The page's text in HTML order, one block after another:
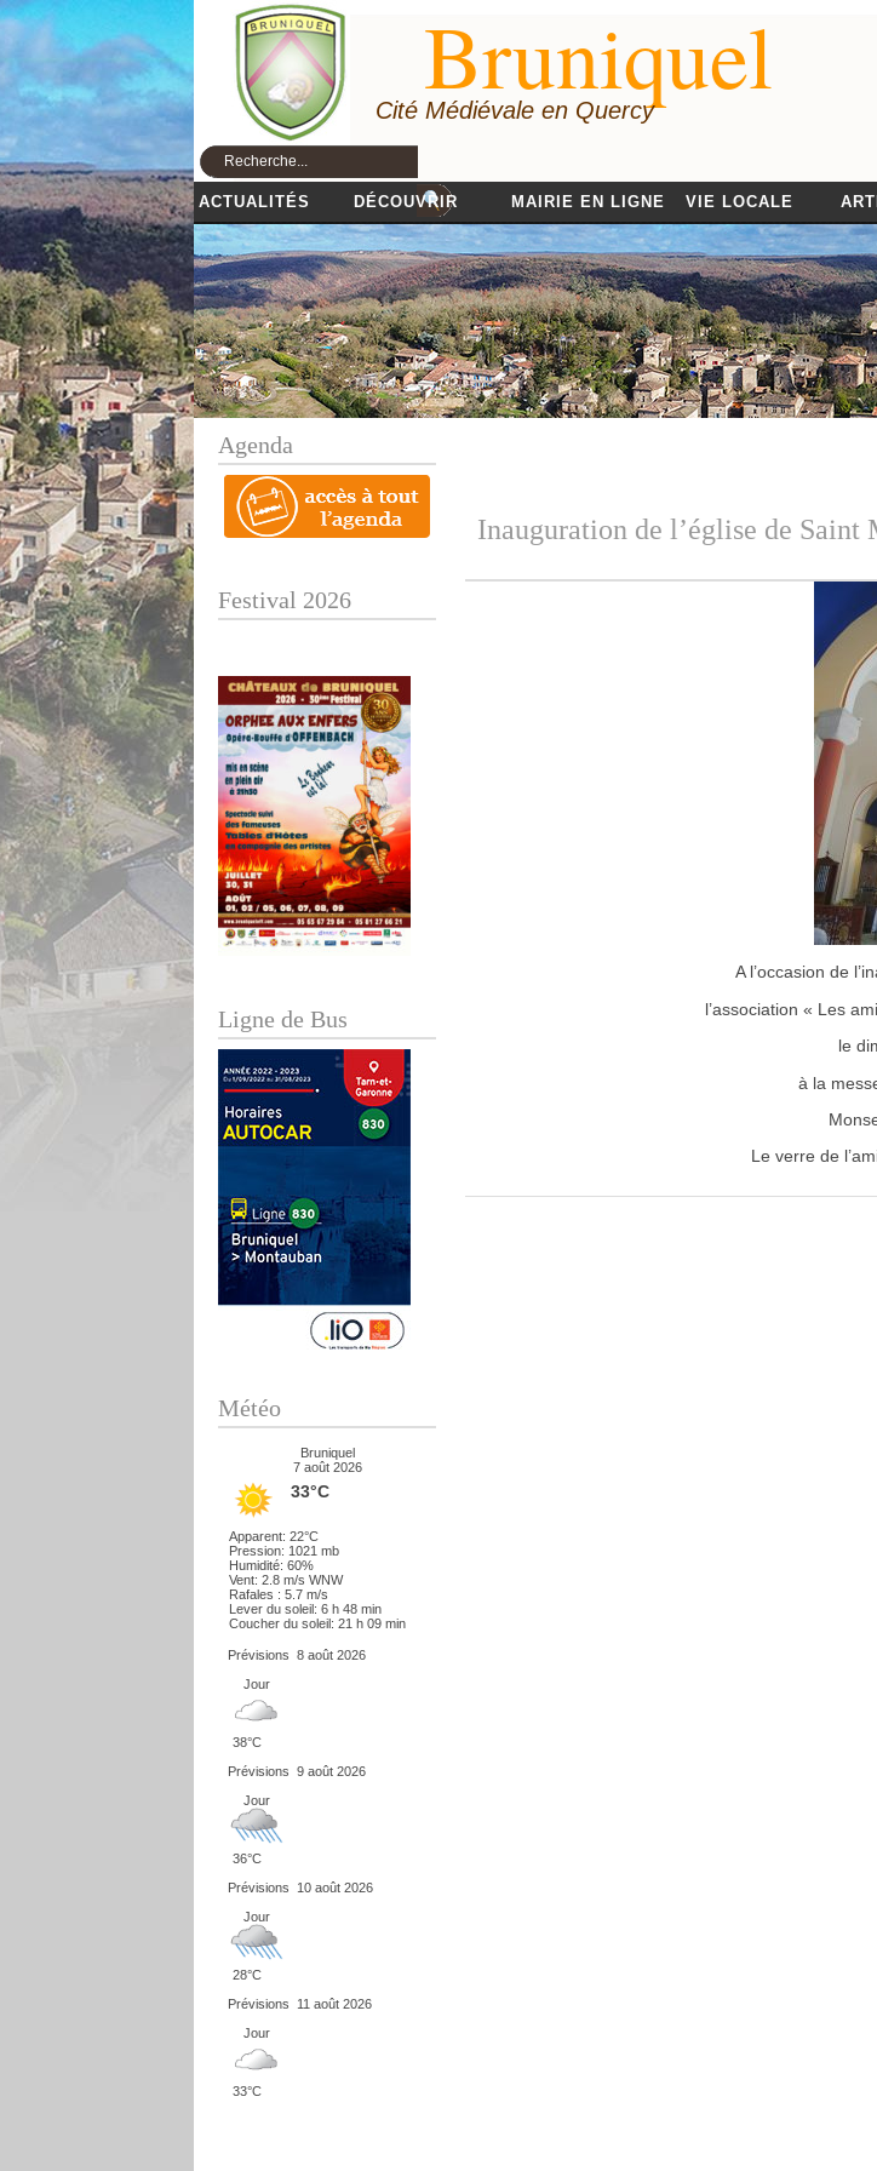
Bruniquel
Cité Médiévale en Quercy
ACTUALITÉS DÉCOUVRIR MAIRIE EN LIGNE VIE LOCALE
Agenda
Festival 2026
Ligne de Bus
Météo
Bruniquel
7 août 2026
33°C
Apparent: 22°C
Pression: 1021 mb
Humidité: 60%
Vent: 2.8 m/s WNW
Rafales : 5.7 m/s
Lever du soleil: 6 h 48 min
Coucher du soleil: 21 h 09 min
Prévisions 8 août 2026
Jour
38°C
Prévisions 9 août 2026
Jour
36°C
Prévisions
10 août 2026
Jour
28°C
Prévisions
11 août 2026
Jour
33°C
Inauguration de l’église de Saint
A l’occasion de
l’association « Les
le
à la
Le verre de